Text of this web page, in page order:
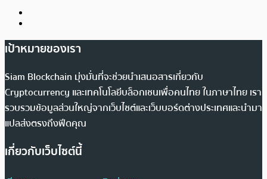
เป้าหมายของเรา
Siam Blockchain มุ่งมั่นที่จะช่วยนำเสนอสารเกี่ยวกับ
Cryptocurrency และเทคโนโลยีบล็อกเชนเพื่อคนไทย ในภาษาไทย เรา
รวบรวมข้อมูลส่วนใหญ่จากเว็บไซต์และเว็บบอร์ดต่างประเทศและนำมา
แปลส่งตรงถึงฟีดคุณ
เกี่ยวกับเว็บไซต์นี้